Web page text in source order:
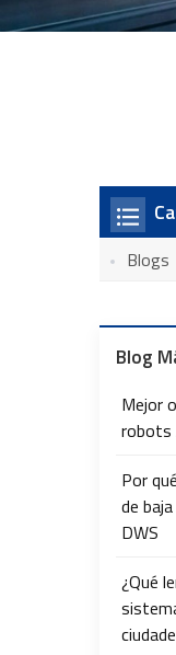
Blogs
Blog
Mejor
robots
Por
de
DWS
¿Qué